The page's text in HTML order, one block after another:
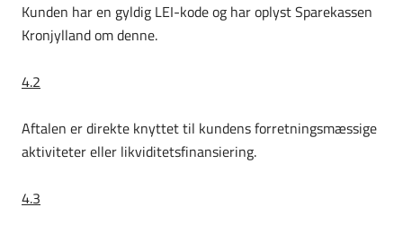
Kunden har en gyldig LEI-kode og har oplyst Sparekassen
Kronjylland om denne.
4.2
Aftalen er direkte knyttet til kundens forretningsmæssige
aktiviteter eller likviditetsfinansiering.
4.3